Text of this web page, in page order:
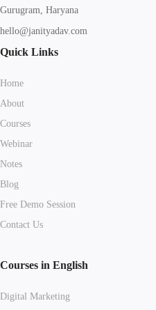
Gurugram, Haryana
hello@janityadav.com
Quick Links
Home
About
Courses
Webinar
Notes
Blog
Free Demo Session
Contact Us
Courses in English
Digital Marketing